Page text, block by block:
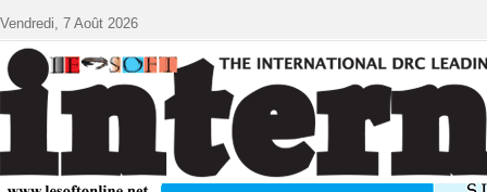
Vendredi, 7 Août 2026